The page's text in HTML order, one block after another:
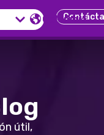
Colombia
útil,